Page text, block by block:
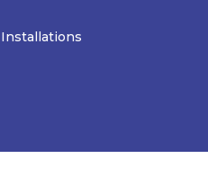
Installations